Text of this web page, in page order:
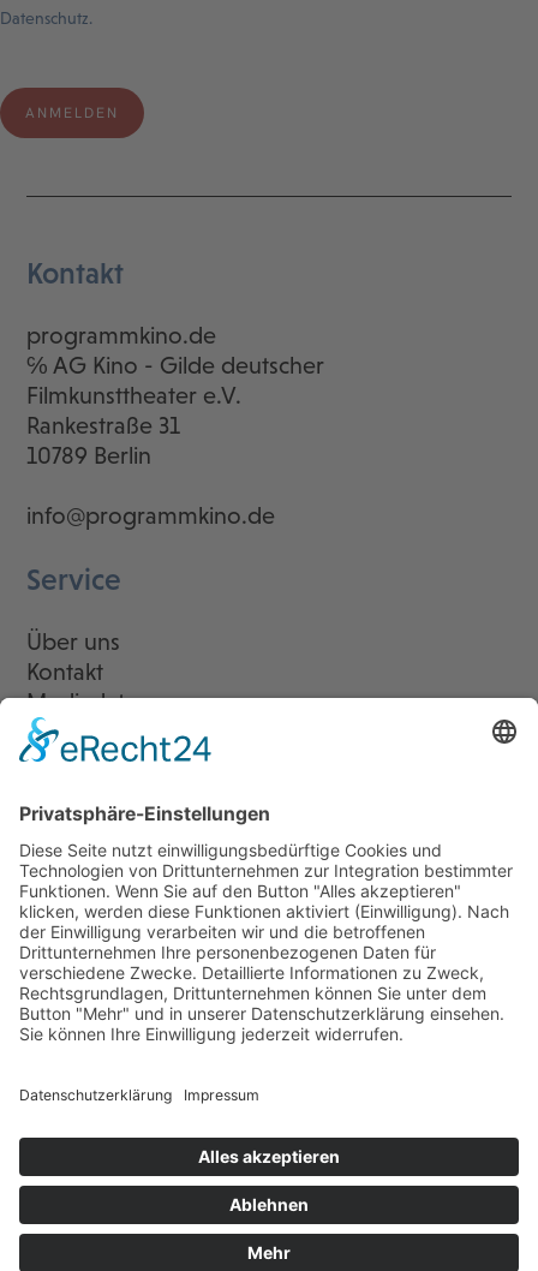
Datenschutz.
Kontakt
programmkino.de
℅ AG Kino - Gilde deutscher
Filmkunsttheater e.V.
Rankestraße 31
10789 Berlin
info@programmkino.de
Service
Über uns
Kontakt
Mediadaten
Newsletter
LogIn
Legal
Impressum
Datenschutzerklärung
Cookie-Einstellungen
Programmkino.de richtet sich an Film- und Kinobegeisterte jeden
Geschlechts. Zur besseren Lesbarkeit haben wir uns aber entschlossen,
auf eine Doppelnennung oder Genderzeichen zu verzichten. Wo möglich